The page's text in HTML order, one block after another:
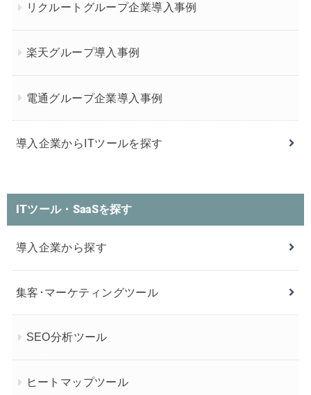
リクルートグループ企業導入事例
楽天グループ導入事例
電通グループ企業導入事例
導入企業からITツールを探す
ITツール・SaaSを探す
導入企業から探す
集客･マーケティングツール
SEO分析ツール
ヒートマップツール